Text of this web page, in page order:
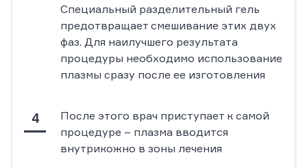
Специальный разделительный гель
предотвращает смешивание этих двух
фаз. Для наилучшего результата
процедуры необходимо использование
плазмы сразу после ее изготовления
После этого врач приступает к самой
процедуре – плазма вводится
внутрикожно в зоны лечения